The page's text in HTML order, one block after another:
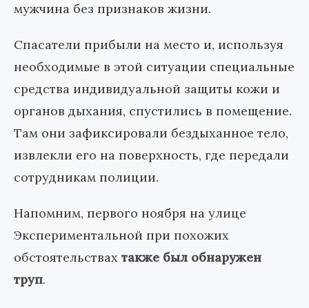
мужчина без признаков жизни.
Спасатели прибыли на место и, используя
необходимые в этой ситуации специальные
средства индивидуальной защиты кожи и
органов дыхания, спустились в помещение.
Там они зафиксировали бездыханное тело,
извлекли его на поверхность, где передали
сотрудникам полиции.
Напомним, первого ноября на улице
Экспериментальной при похожих
обстоятельствах также был обнаружен
труп.